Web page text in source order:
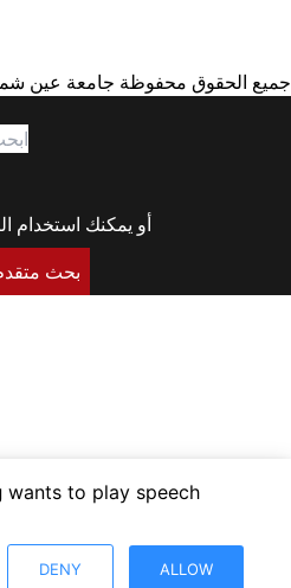
جميع الحقوق محفوظة جامعة عين شمس -
أو يمكنك استخدام
بحث
wants to play speech
DENY ALLOW